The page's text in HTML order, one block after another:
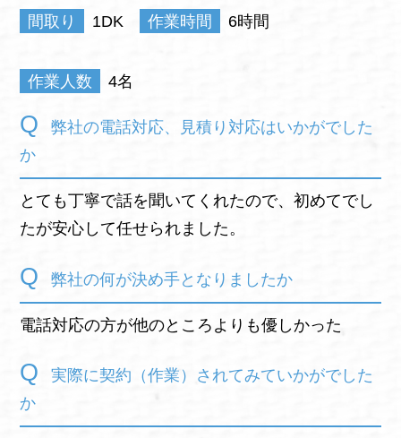
間取り 1DK 作業時間 6時間
作業人数 4名
弊社の電話対応、見積り対応はいかがでした
か
とても丁寧で話を聞いてくれたので、初めてでし
たが安心して任せられました。
弊社の何が決め手となりましたか
電話対応の方が他のところよりも優しかった
実際に契約（作業）されてみていかがでした
か